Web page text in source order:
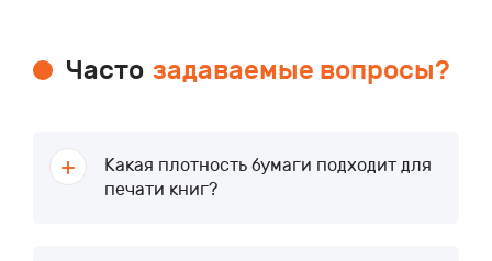
Часто задаваемые вопросы?
Какая плотность бумаги подходит для
печати книг?